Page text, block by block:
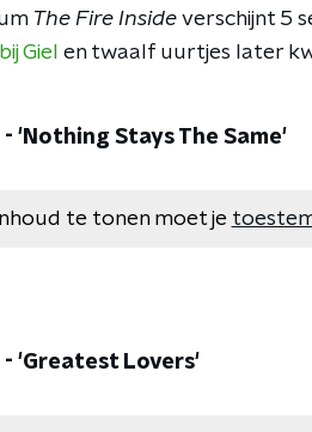
The Fire Inside verschijnt 5
Giel en twaalf uurtjes later
'Nothing Stays The Same'
te tonen moet je
- 'Greatest Lovers'